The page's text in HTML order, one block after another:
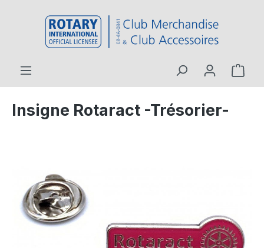
Insigne Rotaract -Trésorier-